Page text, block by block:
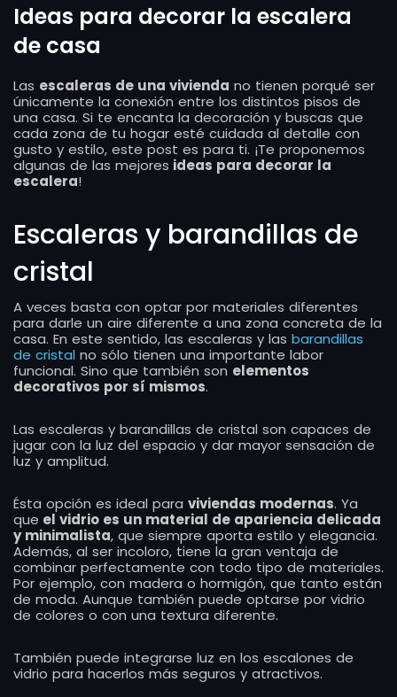
Ideas para decorar la escalera
de casa
Las escaleras de una vivienda no tienen porqué ser
únicamente la conexión entre los distintos pisos de
una casa. Si te encanta la decoración y buscas que
cada zona de tu hogar esté cuidada al detalle con
gusto y estilo, este post es para ti. ¡Te proponemos
algunas de las mejores ideas para decorar la
escalera!
Escaleras y barandillas de
cristal
A veces basta con optar por materiales diferentes
para darle un aire diferente a una zona concreta de la
casa. En este sentido, las escaleras y las barandillas
de cristal no sólo tienen una importante labor
funcional. Sino que también son elementos
decorativos por sí mismos.
Las escaleras y barandillas de cristal son capaces de
jugar con la luz del espacio y dar mayor sensación de
luz y amplitud.
Ésta opción es ideal para viviendas modernas. Ya
que el vidrio es un material de apariencia delicada
y minimalista, que siempre aporta estilo y elegancia.
Además, al ser incoloro, tiene la gran ventaja de
combinar perfectamente con todo tipo de materiales.
Por ejemplo, con madera o hormigón, que tanto están
de moda. Aunque también puede optarse por vidrio
de colores o con una textura diferente.
También puede integrarse luz en los escalones de
vidrio para hacerlos más seguros y atractivos.